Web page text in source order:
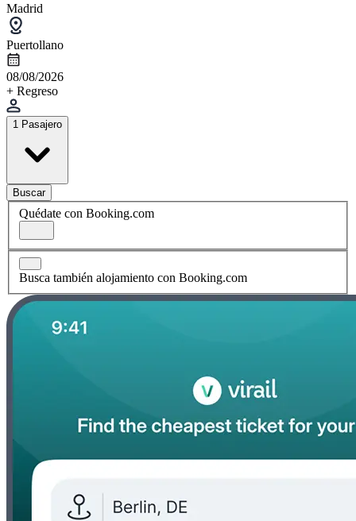
Madrid
Puertollano
08/08/2026
+ Regreso
1 Pasajero
Buscar
Quédate con Booking.com
Busca también alojamiento con Booking.com